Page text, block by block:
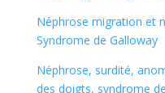
Néphrose migration et
Syndrome de Galloway
Néphrose, surdité,
des doigts, syndrome